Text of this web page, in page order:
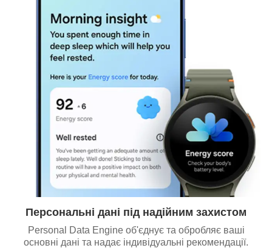
Персональні дані під надійним захистом
Personal Data Engine об'єднує та обробляє ваші
основні дані та надає індивідуальні рекомендації.